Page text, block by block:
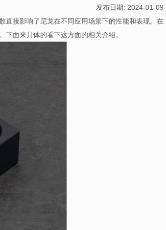
发布日期: 2024-01-09
直接影响了尼龙在不同应用场景下的性能和表现。在
面来具体的看下这方面的相关介绍。